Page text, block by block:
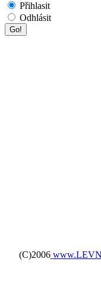
Přihlasit
Odhlásit
(C)2006